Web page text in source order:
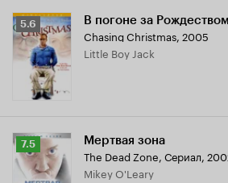
Рейтинг
Кинопоиска
5.6
5.6 В погоне за Рождеством
Chasing Christmas, 2005
Little Boy Jack
Рейтинг
Кинопоиска
7.5
7.5 Мертвая зона
The Dead Zone, Сериал,
Mikey O'Leary